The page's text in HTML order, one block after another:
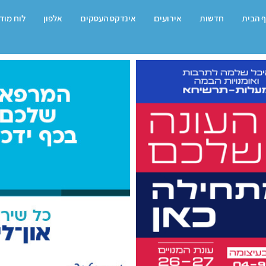
הבית חדשות אירועים אינדקס העסקים אלפון לוח